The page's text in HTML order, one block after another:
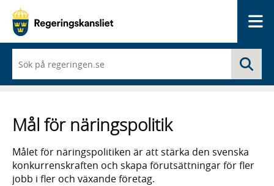
du
börjar
skriva
en
lista
med
sökförslag
Mål för näringspolitik
Målet för näringspolitiken är att stärka den svenska
konkurrenskraften och skapa förutsättningar för fler
jobb i fler och växande företag.